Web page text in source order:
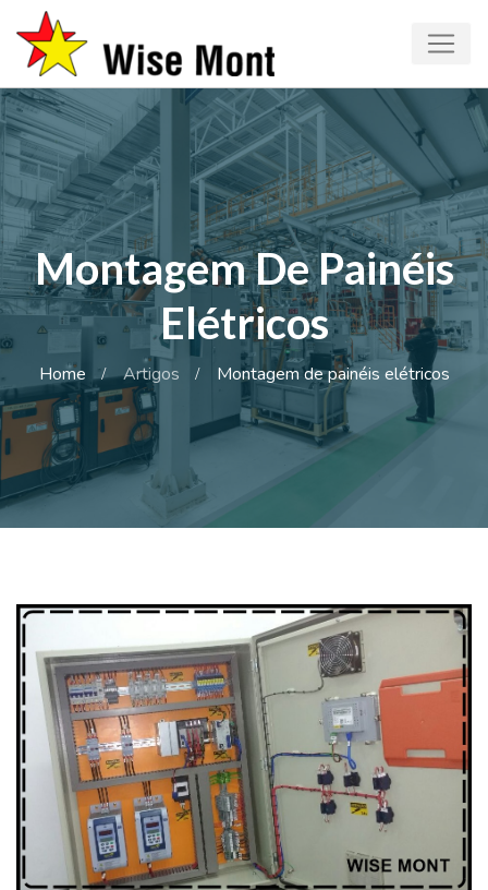
Montagem De Painéis
Elétricos
Home Artigos Montagem de painéis elétricos